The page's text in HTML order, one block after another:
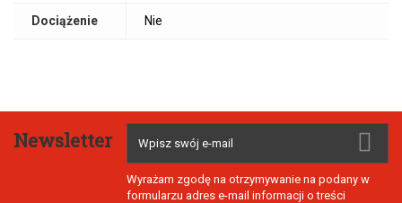
Dociążenie Nie
Newsletter
Wyrażam zgodę na otrzymywanie na podany w
formularzu adres e-mail informacji o treści